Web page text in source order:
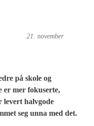
21. november
på skole og
er mer f‎okuserte,
levert halvgode
seg unna med det.